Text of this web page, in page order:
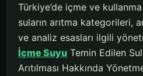
Türkiye’de içme ve
suların arıtma kategorileri,
ve analiz esasları ilgili
İçme Suyu Temin Edilen
Arıtılması Hakkında